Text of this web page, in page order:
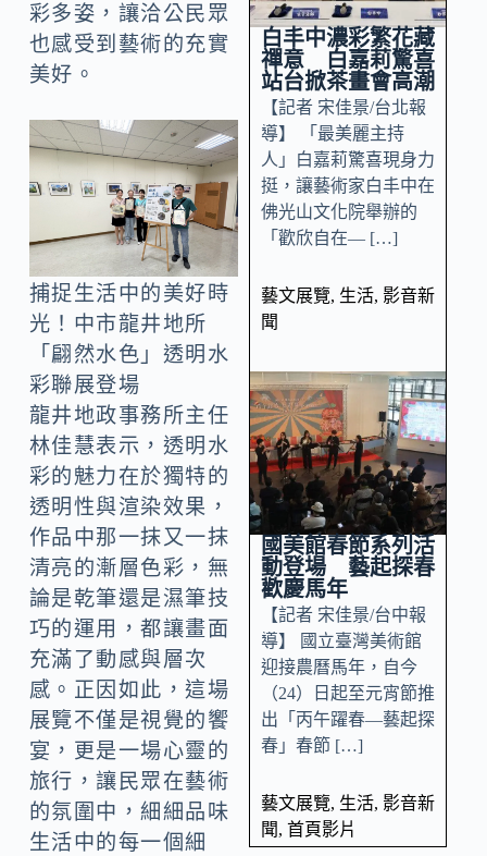
彩多姿，讓洽公民眾
也感受到藝術的充實
美好。
捕捉生活中的美好時
光！中市龍井地所
「翩然水色」透明水
彩聯展登場
龍井地政事務所主任
林佳慧表示，透明水
彩的魅力在於獨特的
透明性與渲染效果，
作品中那一抹又一抹
清亮的漸層色彩，無
論是乾筆還是濕筆技
巧的運用，都讓畫面
充滿了動感與層次
感。正因如此，這場
展覽不僅是視覺的饗
宴，更是一場心靈的
旅行，讓民眾在藝術
的氛圍中，細細品味
生活中的每一個細
白丰中濃彩繁花藏
禪意 白嘉莉驚喜
站台掀茶畫會高潮
【記者 宋佳景/台北報
導】 「最美麗主持
人」白嘉莉驚喜現身力
挺，讓藝術家白丰中在
佛光山文化院舉辦的
「歡欣自在— […]
藝文展覽, 生活, 影音新
聞
國美館春節系列活
動登場 藝起探春
歡慶馬年
【記者 宋佳景/台中報
導】 國立臺灣美術館
迎接農曆馬年，自今
（24）日起至元宵節推
出「丙午躍春—藝起探
春」春節 […]
藝文展覽, 生活, 影音新
聞, 首頁影片